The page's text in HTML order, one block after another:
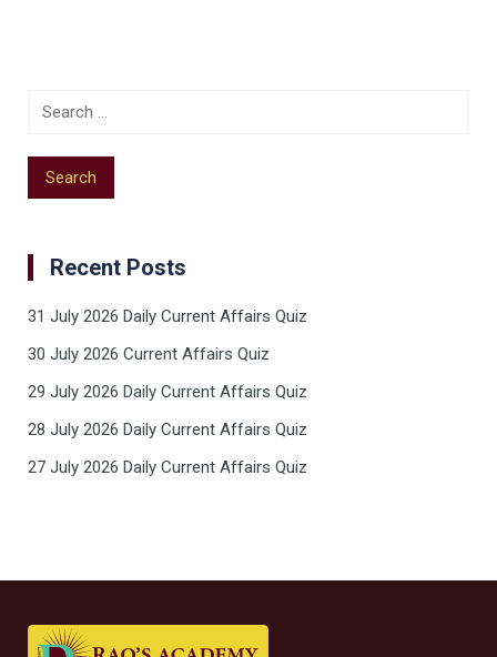
Recent Posts
31 July 2026 Daily Current Affairs Quiz
30 July 2026 Current Affairs Quiz
29 July 2026 Daily Current Affairs Quiz
28 July 2026 Daily Current Affairs Quiz
27 July 2026 Daily Current Affairs Quiz